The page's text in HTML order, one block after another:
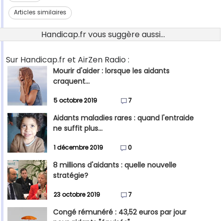
Articles similaires
Handicap.fr vous suggère aussi...
Sur Handicap.fr et AirZen Radio :
Mourir d'aider : lorsque les aidants
craquent...
5 octobre 2019 7
Aidants maladies rares : quand l'entraide
ne suffit plus...
1 décembre 2019 0
8 millions d'aidants : quelle nouvelle
stratégie?
23 octobre 2019 7
Congé rémunéré : 43,52 euros par jour